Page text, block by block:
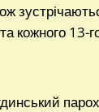
кожного 13-